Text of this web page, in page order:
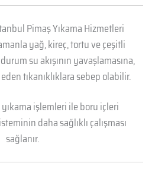
Pimaş Yıkama Hizmetleri
yağ, kireç, tortu ve çeşitli
su akışının yavaşlamasına,
tıkanıklıklara sebep olabilir.
işlemleri ile boru içleri
daha sağlıklı çalışması
sağlanır.